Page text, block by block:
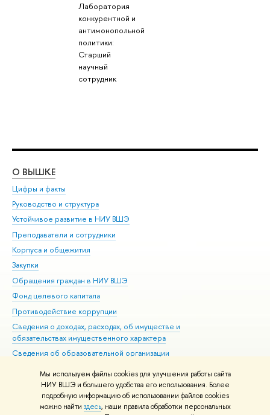
Мы используем файлы cookies для улучшения работы сайта
НИУ ВШЭ и большего удобства его использования. Более
подробную информацию об использовании файлов cookies
можно найти здесь, наши правила обработки персональных
Лаборатория
конкурентной и
антимонопольной
политики:
Старший
научный
сотрудник
О ВЫШКЕ
Цифры и факты
Руководство и структура
Устойчивое развитие в НИУ ВШЭ
Преподаватели и сотрудники
Корпуса и общежития
Закупки
Обращения граждан в НИУ ВШЭ
Фонд целевого капитала
Противодействие коррупции
Сведения о доходах, расходах, об имуществе и
обязательствах имущественного характера
Сведения об образовательной организации
Людям с ограниченными возможностями здоровья
Единая платежная страница
Работа в Вышке